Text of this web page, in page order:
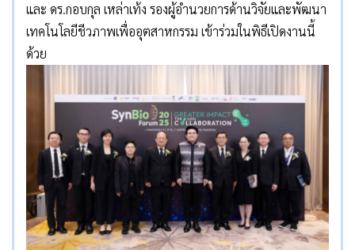
และ ดร.กอบกุล เหล่าเท้ง รองผู้อำนวยการด้านวิจัยและพัฒนา
เทคโนโลยีชีวภาพเพื่ออุตสาหกรรม เข้าร่วมในพิธีเปิดงานนี้
ด้วย